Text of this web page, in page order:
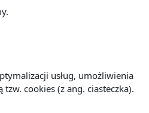
usług, umożliwienia
cookies (z ang. ciasteczka).